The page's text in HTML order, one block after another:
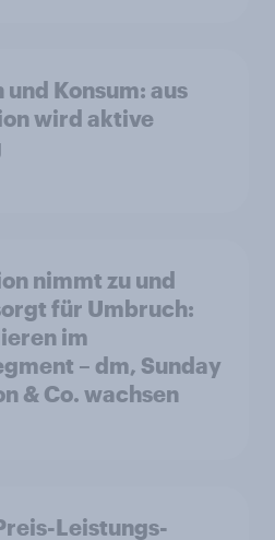
Konsum: aus
wird aktive
nimmt zu und
für Umbruch:
im
– dm, Sunday
& Co. wachsen
Leistungs-